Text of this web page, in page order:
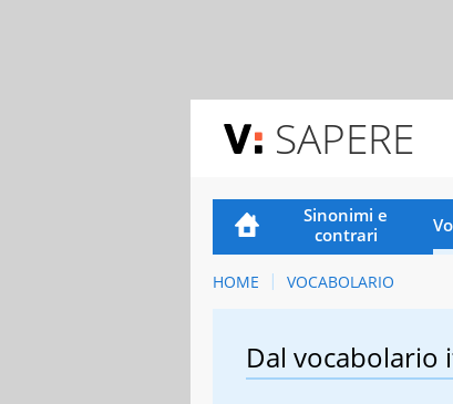
SAPERE
Sinonimi e
contrari
HOME VOCABOLARIO
Dal vocabolario